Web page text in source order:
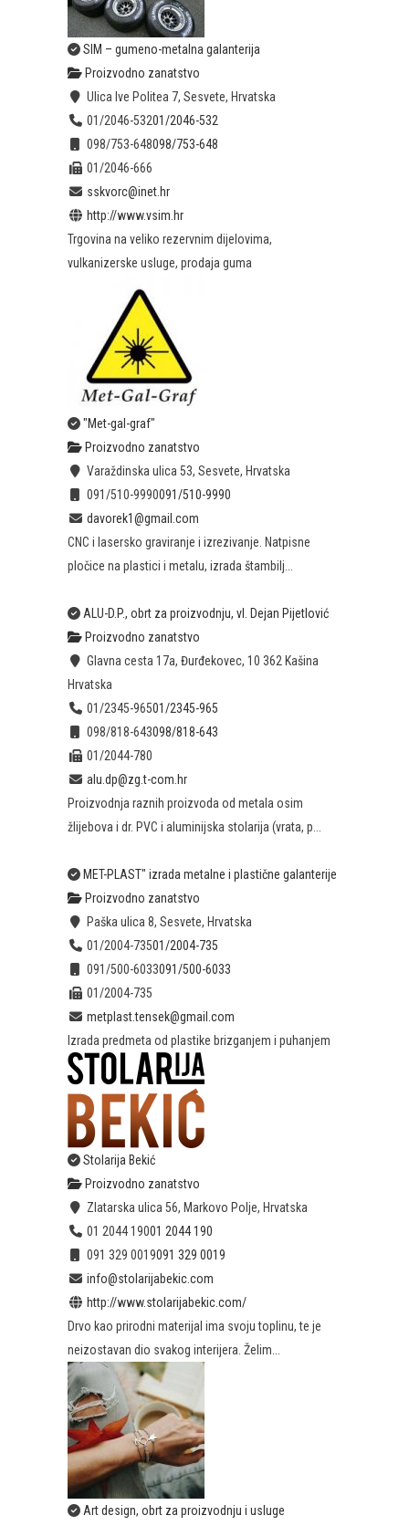
SIM – gumeno-metalna galanterija
Proizvodno zanatstvo
Ulica Ive Politea 7, Sesvete, Hrvatska
01/2046-53201/2046-532
098/753-648098/753-648
01/2046-666
sskvorc@inet.hr
http://www.vsim.hr
Trgovina na veliko rezervnim dijelovima,
vulkanizerske usluge, prodaja guma
"Met-gal-graf"
Proizvodno zanatstvo
Varaždinska ulica 53, Sesvete, Hrvatska
091/510-9990091/510-9990
davorek1@gmail.com
CNC i lasersko graviranje i izrezivanje. Natpisne
pločice na plastici i metalu, izrada štambilj...
ALU-D.P., obrt za proizvodnju, vl. Dejan Pijetlović
Proizvodno zanatstvo
Glavna cesta 17a, Đurđekovec, 10 362 Kašina
Hrvatska
01/2345-96501/2345-965
098/818-643098/818-643
01/2044-780
alu.dp@zg.t-com.hr
Proizvodnja raznih proizvoda od metala osim
žlijebova i dr. PVC i aluminijska stolarija (vrata, p...
MET-PLAST" izrada metalne i plastične galanterije
Proizvodno zanatstvo
Paška ulica 8, Sesvete, Hrvatska
01/2004-73501/2004-735
091/500-6033091/500-6033
01/2004-735
metplast.tensek@gmail.com
Izrada predmeta od plastike brizganjem i puhanjem
Stolarija Bekić
Proizvodno zanatstvo
Zlatarska ulica 56, Markovo Polje, Hrvatska
01 2044 19001 2044 190
091 329 0019091 329 0019
info@stolarijabekic.com
http://www.stolarijabekic.com/
Drvo kao prirodni materijal ima svoju toplinu, te je
neizostavan dio svakog interijera. Želim...
Art design, obrt za proizvodnju i usluge